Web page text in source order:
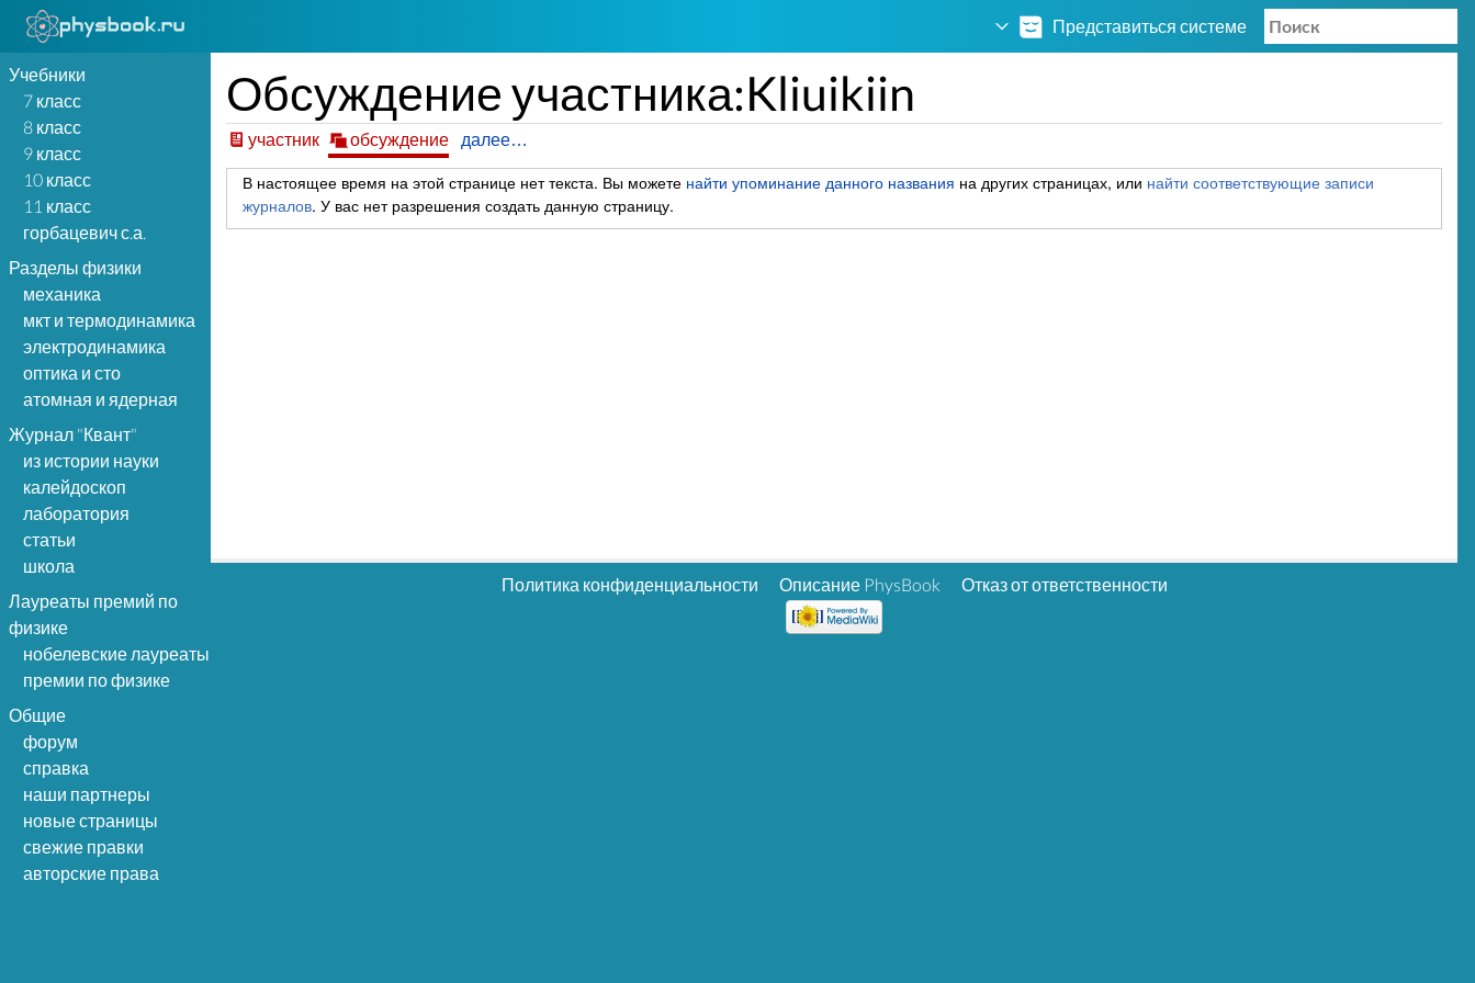
Представиться системе
Учебники
7 класс
8 класс
9 класс
10 класс
11 класс
горбацевич с.а.
Разделы физики
механика
мкт и термодинамика
электродинамика
оптика и сто
атомная и ядерная
Журнал "Квант"
из истории науки
калейдоскоп
лаборатория
статьи
школа
Лауреаты премий по
физике
нобелевские лауреаты
премии по физике
Общие
форум
справка
наши партнеры
новые страницы
свежие правки
авторские права
Обсуждение участника:Kliuikiin
участник обсуждение далее…
В настоящее время на этой странице нет текста. Вы можете найти упоминание данного названия на других страницах, или найти соответствующие записи
журналов. У вас нет разрешения создать данную страницу.
Политика конфиденциальности Описание PhysBook Отказ от ответственности